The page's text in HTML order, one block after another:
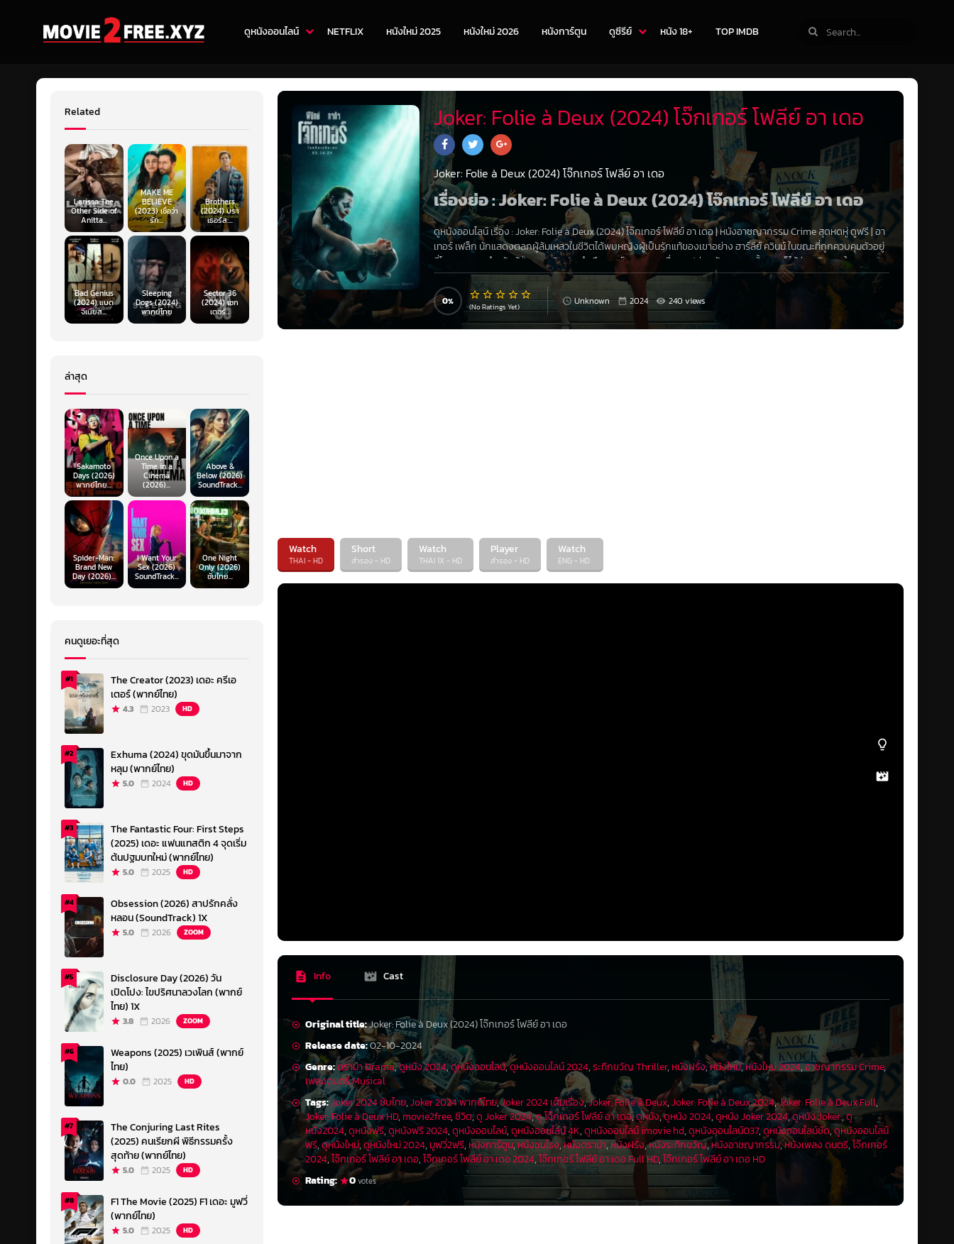
ดูหนังออนไลน์ NETFLIX หนังใหม่ 2025 หนังใหม่ 2026 หนังการ์ตูน ดูซีรีย์ หนัง 18+ TOP IMDB
Joker: Folie à Deux (2024) โจ๊กเกอร์ โฟลีย์ อา เดอ
Joker: Folie à Deux (2024) โจ๊กเกอร์ โฟลีย์ อา เดอ
เรื่องย่อ : Joker: Folie à Deux (2024) โจ๊กเกอร์ โฟลีย์ อา เดอ
ดูหนังออนไลน์ เรื่อง:Joker: Folie à Deux (2024) โจ๊กเกอร์ โฟลีย์ อา เดอ|หนังอาชญากรรม Crimeสุดหดหู่ดูฟรี | อา
เทอร์ เฟล็ก นักแสดงตลกผู้ล้มเหลวในชีวิตได้พบหญิงผู้เป็นรักแท้ของเขาอย่าง ฮาร์ลีย์ ควินน์ ในขณะที่ถูกควบคุมตัวอยู่
ที่โรงพยาบาลสำหรับผู้ป่วยทางจิตประจำเมืองอาร์คแฮม และเมื่อถูกปล่อยตัวออกมา ทั้งสองก็ได้ร่วมเดินทางในการ
ผจญภัยแสนโรแมนติกที่มาพร้อมกับความพังพินาศ
0 (No Ratings Yet) Unknown 2024 240 views
Watch
THAI - HD
Short
สำรอง - HD
Watch
THAI 1X - HD
Player
สำรอง - HD
Watch
ENG - HD
Info Cast
Original title:Joker: Folie à Deux (2024) โจ๊กเกอร์ โฟลีย์ อา เดอ
Release date:02-10-2024
Genre:ดราม่า Drama,ดูหนัง 2024,ดูหนังออนไลน์,ดูหนังออนไลน์ 2024,ระทึกขวัญ Thriller, หนังฝรั่ง,หนังใหม่,หนังใหม่ 2024,อาชญากรรม Crime,
เพลงดนตรี Musical
Tags:Joker 2024 ซับไทย,Joker 2024 พากย์ไทย,Joker 2024 เต็มเรื่อง,Joker: Folie à Deux,Joker: Folie à Deux 2024,Joker: Folie à Deux Full,
Joker: Folie à Deux HD, movie2free,ชีวิต,ดู Joker 2024,ดู โจ๊กเกอร์ โฟลีย์ อา เดอ,ดูหนัง,ดูหนัง 2024,ดูหนัง Joker 2024,ดูหนัง Joker:,ดู
หนัง2024,ดูหนังฟรี,ดูหนังฟรี 2024,ดูหนังออนไลน์,ดูหนังออนไลน์ 4K,ดูหนังออนไลน์ imovie hd,ดูหนังออนไลน์037,ดูหนังออนไลน์ชัด,ดูหนังออนไลน์
ฟรี,ดูหนังใหม่,ดูหนังใหม่ 2024, มูฟวี่2ฟรี, หนังการ์ตูน, หนังชนโรง,หนังดราม่า,หนังฝรั่ง,หนังระทึกขวัญ,หนังอาชญากรรม,หนังเพลง ดนตรี,โจ๊กเกอร์
2024,โจ๊กเกอร์ โฟลีย์ อา เดอ,โจ๊กเกอร์ โฟลีย์ อา เดอ 2024,โจ๊กเกอร์ โฟลีย์ อา เดอ Full HD,โจ๊กเกอร์ โฟลีย์ อา เดอ HD
Rating:
0votes
Related
Larissa The
Other Side of
Anitta...
MAKE ME
BELIEVE
(2023) เชื่อว่า
รัก...
Brothers
(2024) บรา
เธอร์ส:...
Bad Genius
(2024) แบด
จีเนียส...
Sleeping
Dogs (2024)
พากย์ไทย
Sector 36
(2024) เซก
เตอร์...
ล่าสุด
Sakamoto
Days (2026)
พากย์ไทย...
Once Upon a
Time in a
Cinema
(2026)...
Above &
Below (2026)
SoundTrack...
Spider-Man:
Brand New
Day (2026)...
I Want Your
Sex (2026)
SoundTrack...
One Night
Only (2026)
ซับไทย...
คนดูเยอะที่สุด
#1
The Creator (2023) เดอะ ครีเอ
เตอร์ (พากย์ไทย)
4.3 2023 HD
#2
Exhuma (2024) ขุดมันขึ้นมาจาก
หลุม (พากย์ไทย)
5.0 2024 HD
#3
The Fantastic Four: First Steps
(2025) เดอะ แฟนแทสติก 4 จุดเริ่ม
ต้นปฐมบทใหม่ (พากย์ไทย)
5.0 2025 HD
#4
Obsession (2026) สาปรักคลั่ง
หลอน (SoundTrack) 1X
5.0 2026 ZOOM
#5
Disclosure Day (2026) วัน
เปิดโปง: ไขปริศนาลวงโลก (พากย์
ไทย) 1X
3.8 2026 ZOOM
#6
Weapons (2025) เวเพินส์ (พากย์
ไทย)
0.0 2025 HD
#7
The Conjuring Last Rites
(2025) คนเรียกผี พิธีกรรมครั้ง
สุดท้าย (พากย์ไทย)
5.0 2025 HD
#8
F1 The Movie (2025) F1 เดอะ มูฟวี่
(พากย์ไทย)
5.0 2025 HD